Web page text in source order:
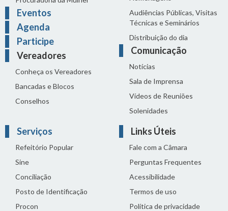
Eventos
Agenda
Participe
Vereadores
Conheça os Vereadores
Bancadas e Blocos
Conselhos
Audiências Públicas, Visitas
Técnicas e Seminários
Distribuição do dia
Comunicação
Notícias
Sala de Imprensa
Vídeos de Reuniões
Solenidades
Serviços
Refeitório Popular
Sine
Conciliação
Posto de Identificação
Procon
Links Úteis
Fale com a Câmara
Perguntas Frequentes
Acessibilidade
Termos de uso
Política de privacidade